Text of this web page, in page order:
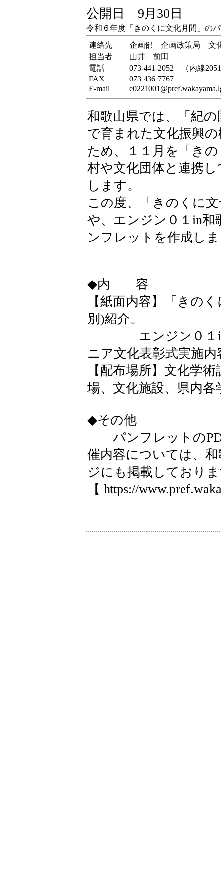
公開日 9月30日
令和６年度「きのくに文化月間」の
連絡先
企画部 企画政策局 文
担当者
山井、前田
電話
073-441-2052 （内線
FAX
073-436-7767
E-mail
和歌山県では、「紀
で育まれた文化振興
ため、１１月を「き
村や文化団体と連携
します。
この度、「きのくに
や、エンジン０１in和
ンフレットを作成し
◆内 容
【紙面内容】「きの
別)紹介。
エンジン０１in和
ニア文化表彰式実施内
【配布場所】文化学
場、文化施設、
◆その他
パンフレットの
催内容については、
ジにも掲載しており
【 https://